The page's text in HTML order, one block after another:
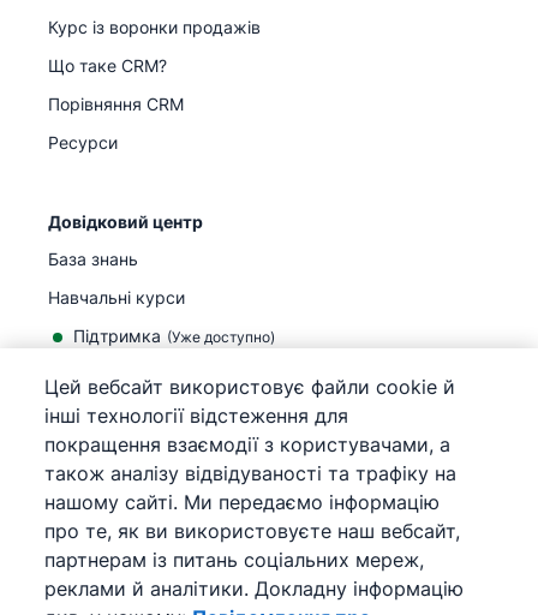
Курс із воронки продажів
Що таке CRM?
Порівняння CRM
Ресурси
Довідковий центр
База знань
Навчальні курси
Підтримка (Уже доступно)
©2026 Pipedrive
Pipedrive
Умови використання
Pipedrive
Повідомлення про конфіденційність
Мапа сайту
Повідомлення про використання файлів cookie
Цей вебсайт використовує файли cookie й
інші технології відстеження для
покращення взаємодії з користувачами, а
також аналізу відвідуваності та трафіку на
нашому сайті. Ми передаємо інформацію
про те, як ви використовуєте наш вебсайт,
партнерам із питань соціальних мереж,
реклами й аналітики. Докладну інформацію